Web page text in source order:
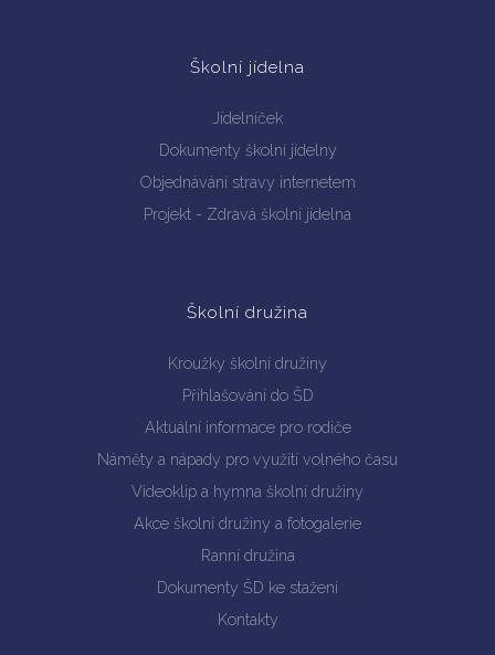
Školní jídelna
Jídelníček
Dokumenty školní jídelny
Objednávání stravy internetem
Projekt - Zdravá školní jídelna
Školní družina
Kroužky školní družiny
Přihlašování do ŠD
Aktuální informace pro rodiče
Náměty a nápady pro využití volného času
Videoklip a hymna školní družiny
Akce školní družiny a fotogalerie
Ranní družina
Dokumenty ŠD ke stažení
Kontakty